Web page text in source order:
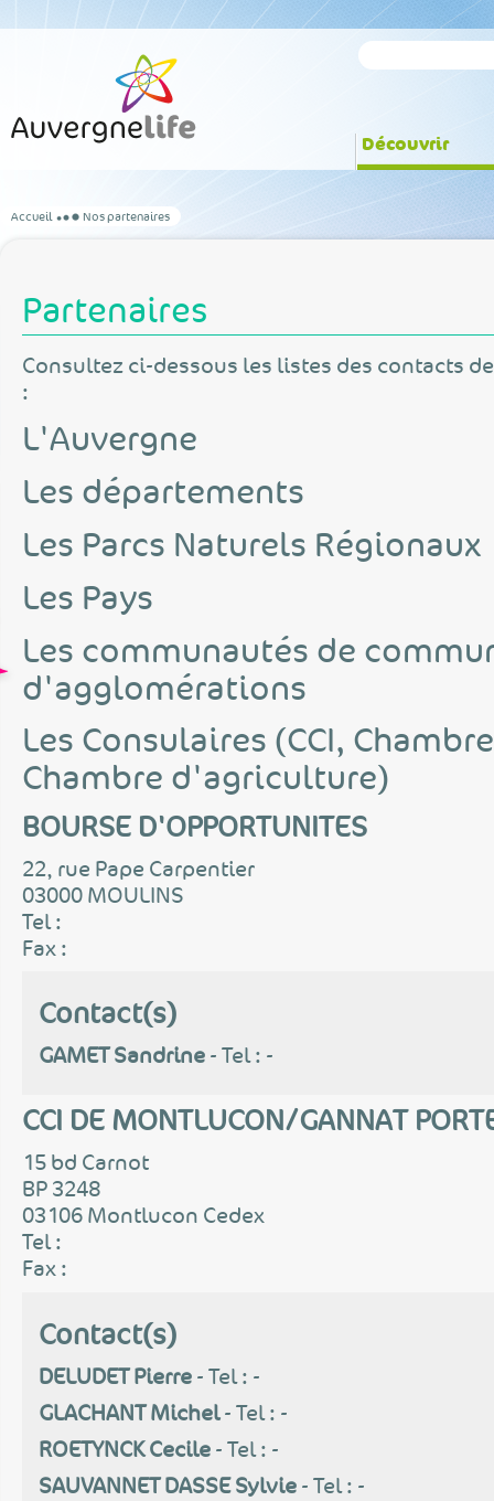
Découvrir
Accueil Nos partenaires
Partenaires
Consultez ci-dessous les listes des contacts
:
L'Auvergne
Les départements
Les Parcs Naturels Régionaux
Les Pays
Les communautés de
d'agglomérations
Les Consulaires (CCI,
Chambre d'agriculture)
BOURSE D'OPPORTUNITES
22, rue Pape Carpentier
03000 MOULINS
Tel :
Fax :
Contact(s)
GAMET Sandrine- Tel : -
CCI DE MONTLUCON/GANNAT
15 bd Carnot
BP 3248
03106 Montlucon Cedex
Tel :
Fax :
Contact(s)
DELUDET Pierre- Tel : -
GLACHANT Michel- Tel : -
ROETYNCK Cecile- Tel : -
SAUVANNET DASSE Sylvie- Tel : -